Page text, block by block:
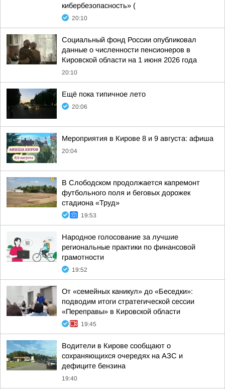
кибербезопасность» (
20:10
Социальный фонд России опубликовал
данные о численности пенсионеров в
Кировской области на 1 июня 2026 года
20:10
Ещё пока типичное лето
20:06
Мероприятия в Кирове 8 и 9 августа: афиша
20:04
В Слободском продолжается капремонт
футбольного поля и беговых дорожек
стадиона «Труд»
19:53
Народное голосование за лучшие
региональные практики по финансовой
грамотности
19:52
От «семейных каникул» до «Беседки»:
подводим итоги стратегической сессии
«Переправы» в Кировской области
19:45
Водители в Кирове сообщают о
сохраняющихся очередях на АЗС и
дефиците бензина
19:40